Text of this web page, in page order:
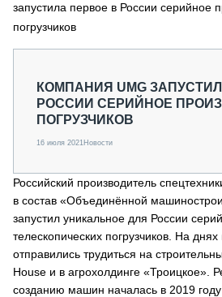
СПЕЦПРОЕКТЫ
МЕРОПРИЯТИЯ
СТАТЬИ ПО КАТЕГОРИЯМ
запустила первое в России серийное
погрузчиков
КОМПАНИЯ UMG
РОССИИ СЕРИЙНОЕ
ПОГРУЗЧИКОВ
16 июля 2021Новости
Российский производитель
в состав «Объединённой
запустил уникальное для России
телескопических погрузчиков. На
отправились трудиться на
House и в агрохолдинге «Троицкое».
созданию машин началась в 2019